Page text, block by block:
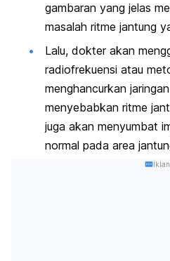
gambaran yang jelas
masalah ritme jantung
Lalu, dokter akan
radiofrekuensi atau
menghancurkan
menyebabkan ritme
juga akan menyumbat
normal pada area
Iklan